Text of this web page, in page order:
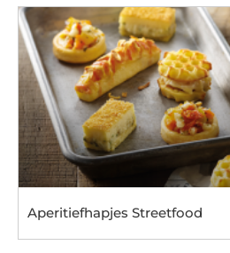
Aperitiefhapjes Streetfood